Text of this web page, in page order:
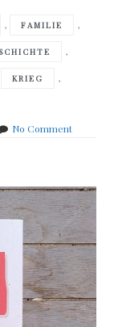
, FAMILIE ,
,
KRIEG ,
No Commenton
Im
stehen
die
Bäume
noch
immer